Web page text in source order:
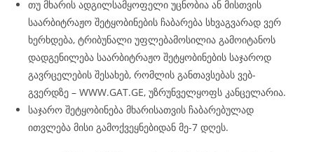
თუ მხარის ადგილსამყოფელი უცნობია ან მისთვის
საარბიტრაჟო შეტყობინების ჩაბარება სხვაგვარად ვერ
ხერხდება, ტრიბუნალი უფლებამოსილია გამოიტანოს
დადგენილება საარბიტრაჟო შეტყობინების საჯაროდ
გავრცელების შესახებ, რომლის განთავსებას ვებ-
გვერდზე – WWW.GAT.GE, უზრუნველყოფს კანცელარია.
საჯარო შეტყობინება მხარისათვის ჩაბარებულად
ითვლება მისი გამოქვეყნებიდან მე-7 დღეს.